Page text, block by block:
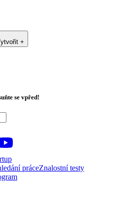
+
se vpřed!
práceZnalostní testy